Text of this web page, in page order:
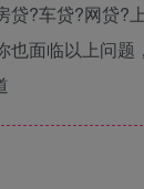
贷?车贷?网贷?
也面临以上问题